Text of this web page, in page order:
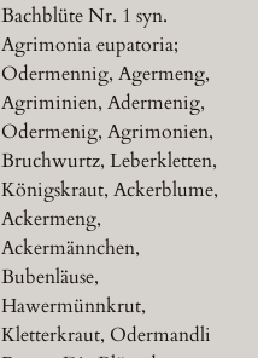
Bachblüte Nr. 1 syn.
Agrimonia eupatoria;
Odermennig, Agermeng,
Agriminien, Adermenig,
Odermenig, Agrimonien,
Bruchwurtz, Leberkletten,
Königskraut, Ackerblume,
Ackermeng,
Ackermännchen,
Bubenläuse,
Hawermünnkrut,
Kletterkraut, Odermandli